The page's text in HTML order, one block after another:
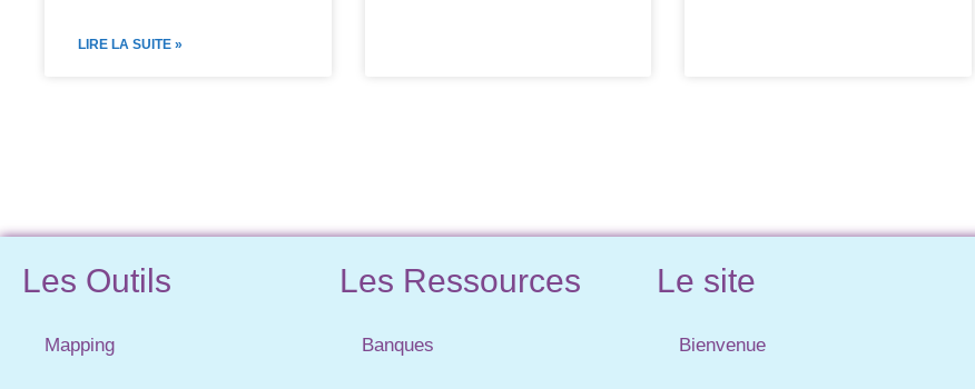
LIRE LA SUITE »
Les Outils
Mapping
Les Ressources
Banques
Le site
Bienvenue